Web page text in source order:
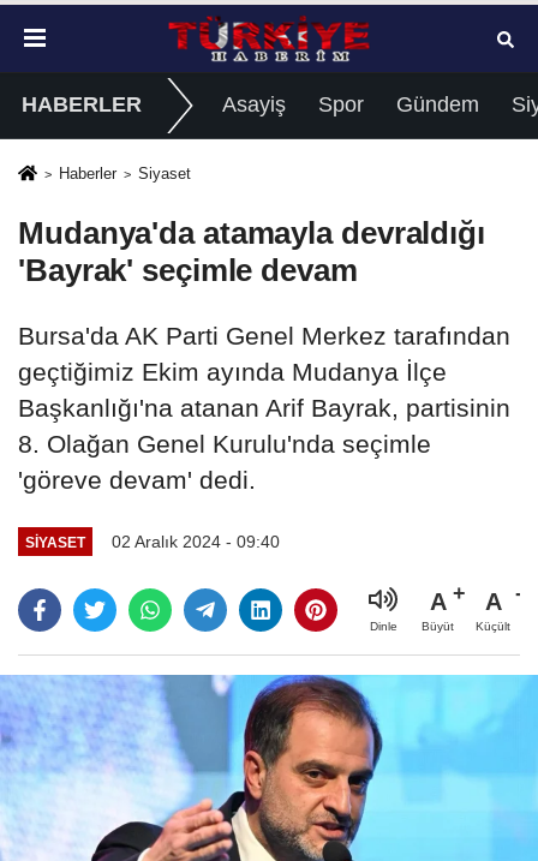
HABERLER Asayiş Spor Gündem
Haberler Siyaset
Mudanya'da atamayla devraldığı
'Bayrak' seçimle devam
Bursa'da AK Parti Genel Merkez tarafından
geçtiğimiz Ekim ayında Mudanya İlçe
Başkanlığı'na atanan Arif Bayrak, partisinin
8. Olağan Genel Kurulu'nda seçimle
'göreve devam' dedi.
SIYASET 02 Aralık 2024 - 09:40
Dinle
A
Büyüt
A
Küçült